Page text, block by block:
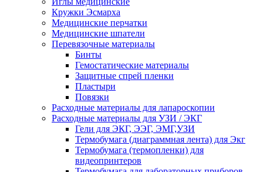
Кружки Эсмарха
Медицинские перчатки
Медицинские шпатели
Перевязочные материалы
Бинты
Гемостатические материалы
Защитные спрей пленки
Пластыри
Повязки
Расходные материалы для лапароскопии
Расходные материалы для УЗИ / ЭКГ
Гели для ЭКГ, ЭЭГ, ЭМГ,УЗИ
Термобумага (диаграммная лента) для Экг
Термобумага (термопленки) для
видеопринтеров